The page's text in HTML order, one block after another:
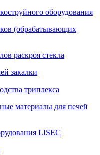
оборудования
(обрабатывающих
раскроя стекла
закалки
триплекса
материалы для печей
LISEC